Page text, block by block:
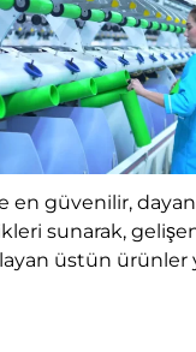
en güvenilir,
sunarak,
üstün ürünler